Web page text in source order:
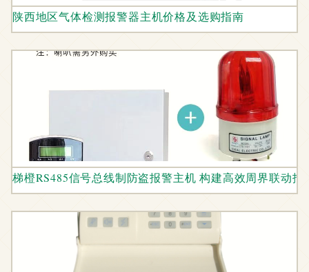
陕西地区气体检测报警器主机价格及选购指南
梯橙RS485信号总线制防盗报警主机 构建高效周界联动报